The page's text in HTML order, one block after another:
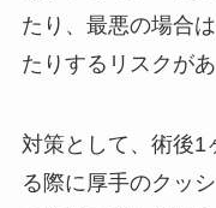
たり、最悪の場合
たりするリスクがあ
対策として、術後1
る際に厚手のクッ